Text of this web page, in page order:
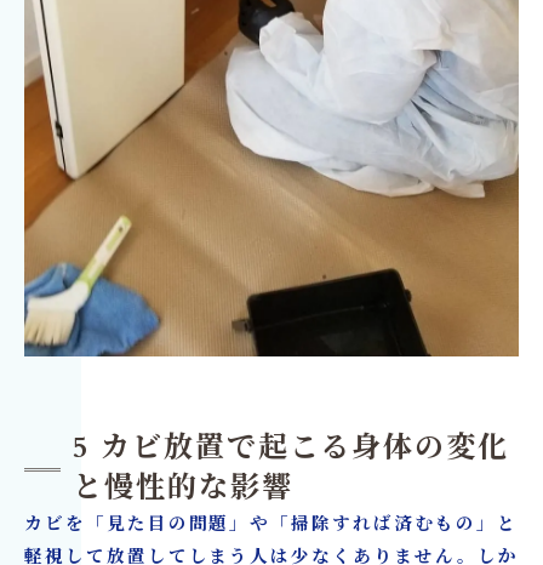
5 カビ放置で起こる身体の変化
と慢性的な影響
カビを「見た目の問題」や「掃除すれば済むもの」と
軽視して放置してしまう人は少なくありません。しか